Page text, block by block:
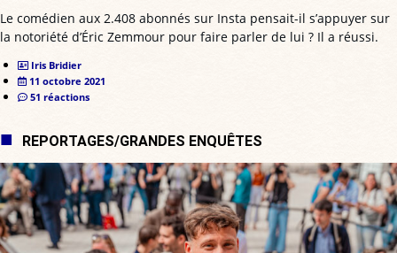
Le comédien aux 2.408 abonnés sur Insta pensait-il s’appuyer sur
la notoriété d’Éric Zemmour pour faire parler de lui ? Il a réussi.
Iris Bridier
11 octobre 2021
51 réactions
REPORTAGES/GRANDES ENQUÊTES